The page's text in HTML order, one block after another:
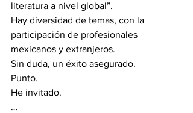
literatura a nivel global”.
Hay diversidad de temas, con la
participación de profesionales
mexicanos y extranjeros.
Sin duda, un éxito asegurado.
Punto.
He invitado.
…